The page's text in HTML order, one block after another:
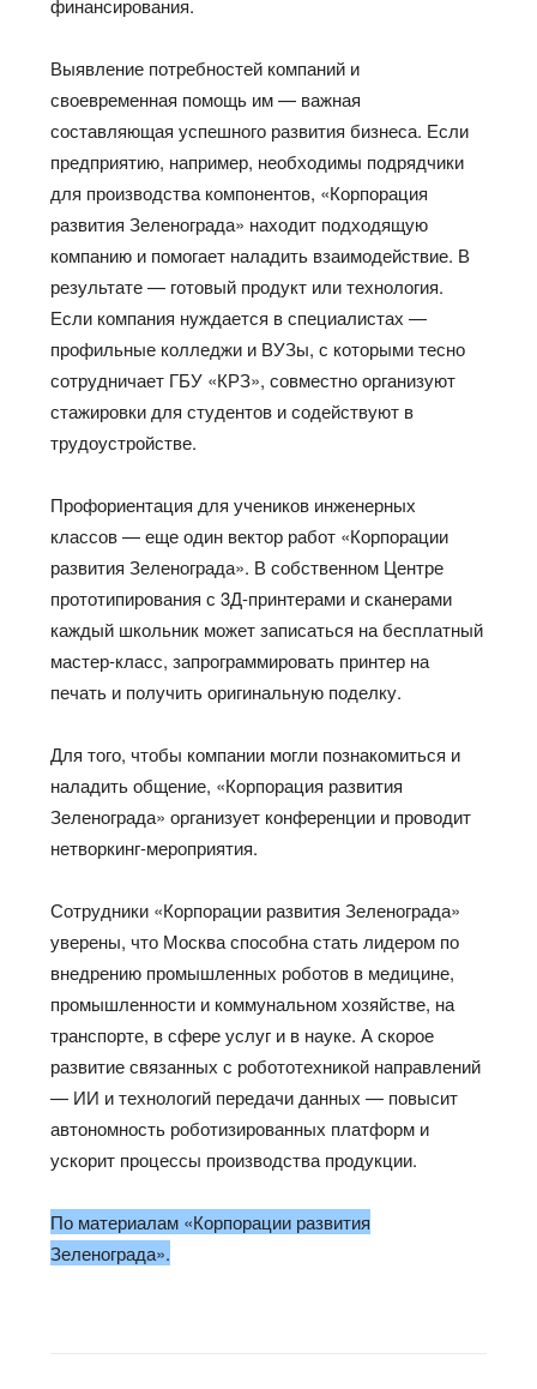
финансирования.
Выявление потребностей компаний и
своевременная помощь им — важная
составляющая успешного развития бизнеса. Если
предприятию, например, необходимы подрядчики
для производства компонентов, «Корпорация
развития Зеленограда» находит подходящую
компанию и помогает наладить взаимодействие. В
результате — готовый продукт или технология.
Если компания нуждается в специалистах —
профильные колледжи и ВУЗы, с которыми тесно
сотрудничает ГБУ «КРЗ», совместно организуют
стажировки для студентов и содействуют в
трудоустройстве.
Профориентация для учеников инженерных
классов — еще один вектор работ «Корпорации
развития Зеленограда». В собственном Центре
прототипирования с 3Д-принтерами и сканерами
каждый школьник может записаться на бесплатный
мастер-класс, запрограммировать принтер на
печать и получить оригинальную поделку.
Для того, чтобы компании могли познакомиться и
наладить общение, «Корпорация развития
Зеленограда» организует конференции и проводит
нетворкинг-мероприятия.
Сотрудники «Корпорации развития Зеленограда»
уверены, что Москва способна стать лидером по
внедрению промышленных роботов в медицине,
промышленности и коммунальном хозяйстве, на
транспорте, в сфере услуг и в науке. А скорое
развитие связанных с робототехникой направлений
— ИИ и технологий передачи данных — повысит
автономность роботизированных платформ и
ускорит процессы производства продукции.
По материалам «Корпорации развития
Зеленограда».